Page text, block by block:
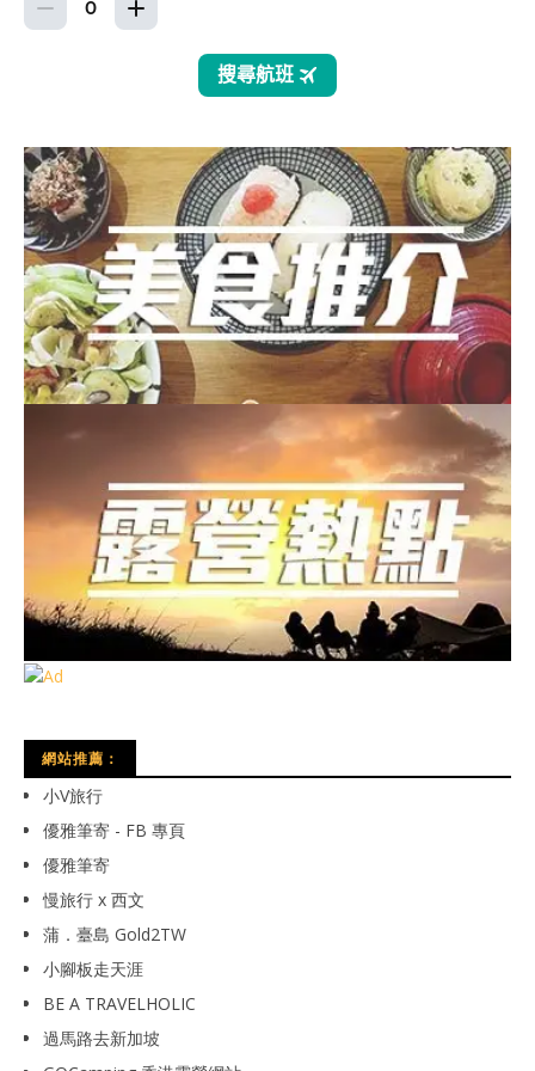
網站推薦：
小V旅行
優雅筆寄 - FB 專頁
優雅筆寄
慢旅行 x 西文
蒲．臺島 Gold2TW
小腳板走天涯
BE A TRAVELHOLIC
過馬路去新加坡